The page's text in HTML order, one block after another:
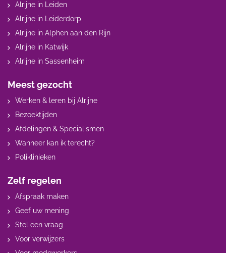
Alrijne in Leiden
Alrijne in Leiderdorp
Alrijne in Alphen aan den Rijn
Alrijne in Katwijk
Alrijne in Sassenheim
Meest gezocht
Werken & leren bij Alrijne
Bezoektijden
Afdelingen & Specialismen
Wanneer kan ik terecht?
Poliklinieken
Zelf regelen
Afspraak maken
Geef uw mening
Stel een vraag
Voor verwijzers